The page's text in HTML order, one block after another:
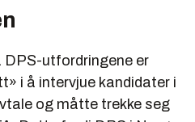
DPS-utfordringene er
i å intervjue kandidater i
og måtte trekke seg